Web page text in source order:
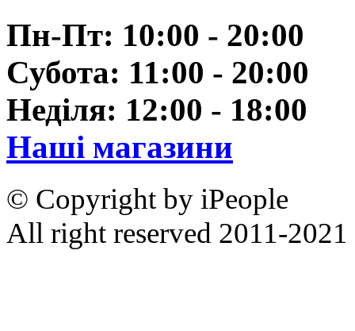
Пн-Пт: 10:00 - 20:00
Субота: 11:00 - 20:00
Неділя: 12:00 - 18:00
Наші магазини
© Copyright by iPeople
All right reserved 2011-2021